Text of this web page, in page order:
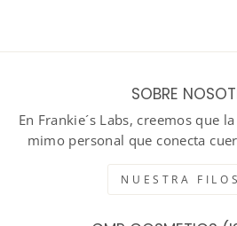
SOBRE
En Frankie´s Labs, creemos que
mimo personal que conecta
NUESTRA